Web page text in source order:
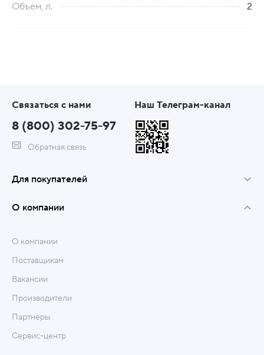
Объем, л. 2
Связаться с нами
8 (800) 302-75-97
Обратная связь
Наш Телеграм-канал
Для покупателей
О компании
О компании
Поставщикам
Вакансии
Производители
Партнеры
Сервис-центр